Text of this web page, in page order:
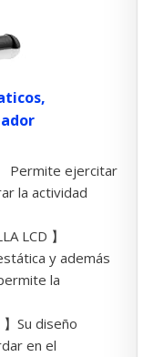
Permite ejercitar
la actividad
LCD 】
y además
la
】Su diseño
en el